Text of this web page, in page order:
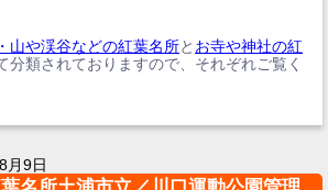
山や渓谷などの紅葉名所と お寺や神社の紅
分類されておりますので、それぞれご覧く
月9日